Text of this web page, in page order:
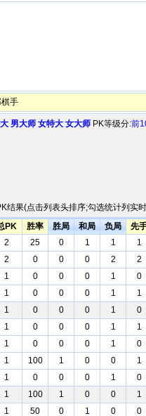
棋手
男大师 女特大 女大师 PK等级分:前
结果(点击列表头排序;勾选统计列实
PK 胜率 胜局 和局 负局 先
2 25 0 1 1 1
2 0 0 0 2 2
1 0 0 0 1 0
1 0 0 0 1 1
1 0 0 0 1 0
1 0 0 0 1 1
1 0 0 0 1 0
1 100 1 0 0 1
1 0 0 0 1 0
1 100 1 0 0 1
1 50 0 1 0 0